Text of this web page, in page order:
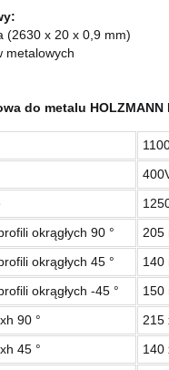
(2630 x 20 x 0,9 mm)
metalowych
do metalu HOLZMANN
okrągłych 90 °
205
okrągłych 45 °
140
okrągłych -45 °
150
90 °
215
45 °
140